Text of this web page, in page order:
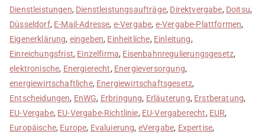
Dienstleistungen, Dienstleistungsaufträge, Direktvergabe, Doitsu,
Düsseldorf, E-Mail-Adresse, e-Vergabe, e-Vergabe-Plattformen,
Eigenerklärung, eingeben, Einheitliche, Einleitung,
Einreichungsfrist, Einzelfirma, Eisenbahnregulierungsgesetz,
elektronische, Energierecht, Energieversorgung,
energiewirtschaftliche, Energiewirtschaftsgesetz,
Entscheidungen, EnWG, Erbringung, Erläuterung, Erstberatung,
EU-Vergabe, EU-Vergabe-Richtlinie, EU-Vergaberecht, EUR,
Europäische, Europe, Evaluierung, eVergabe, Expertise,